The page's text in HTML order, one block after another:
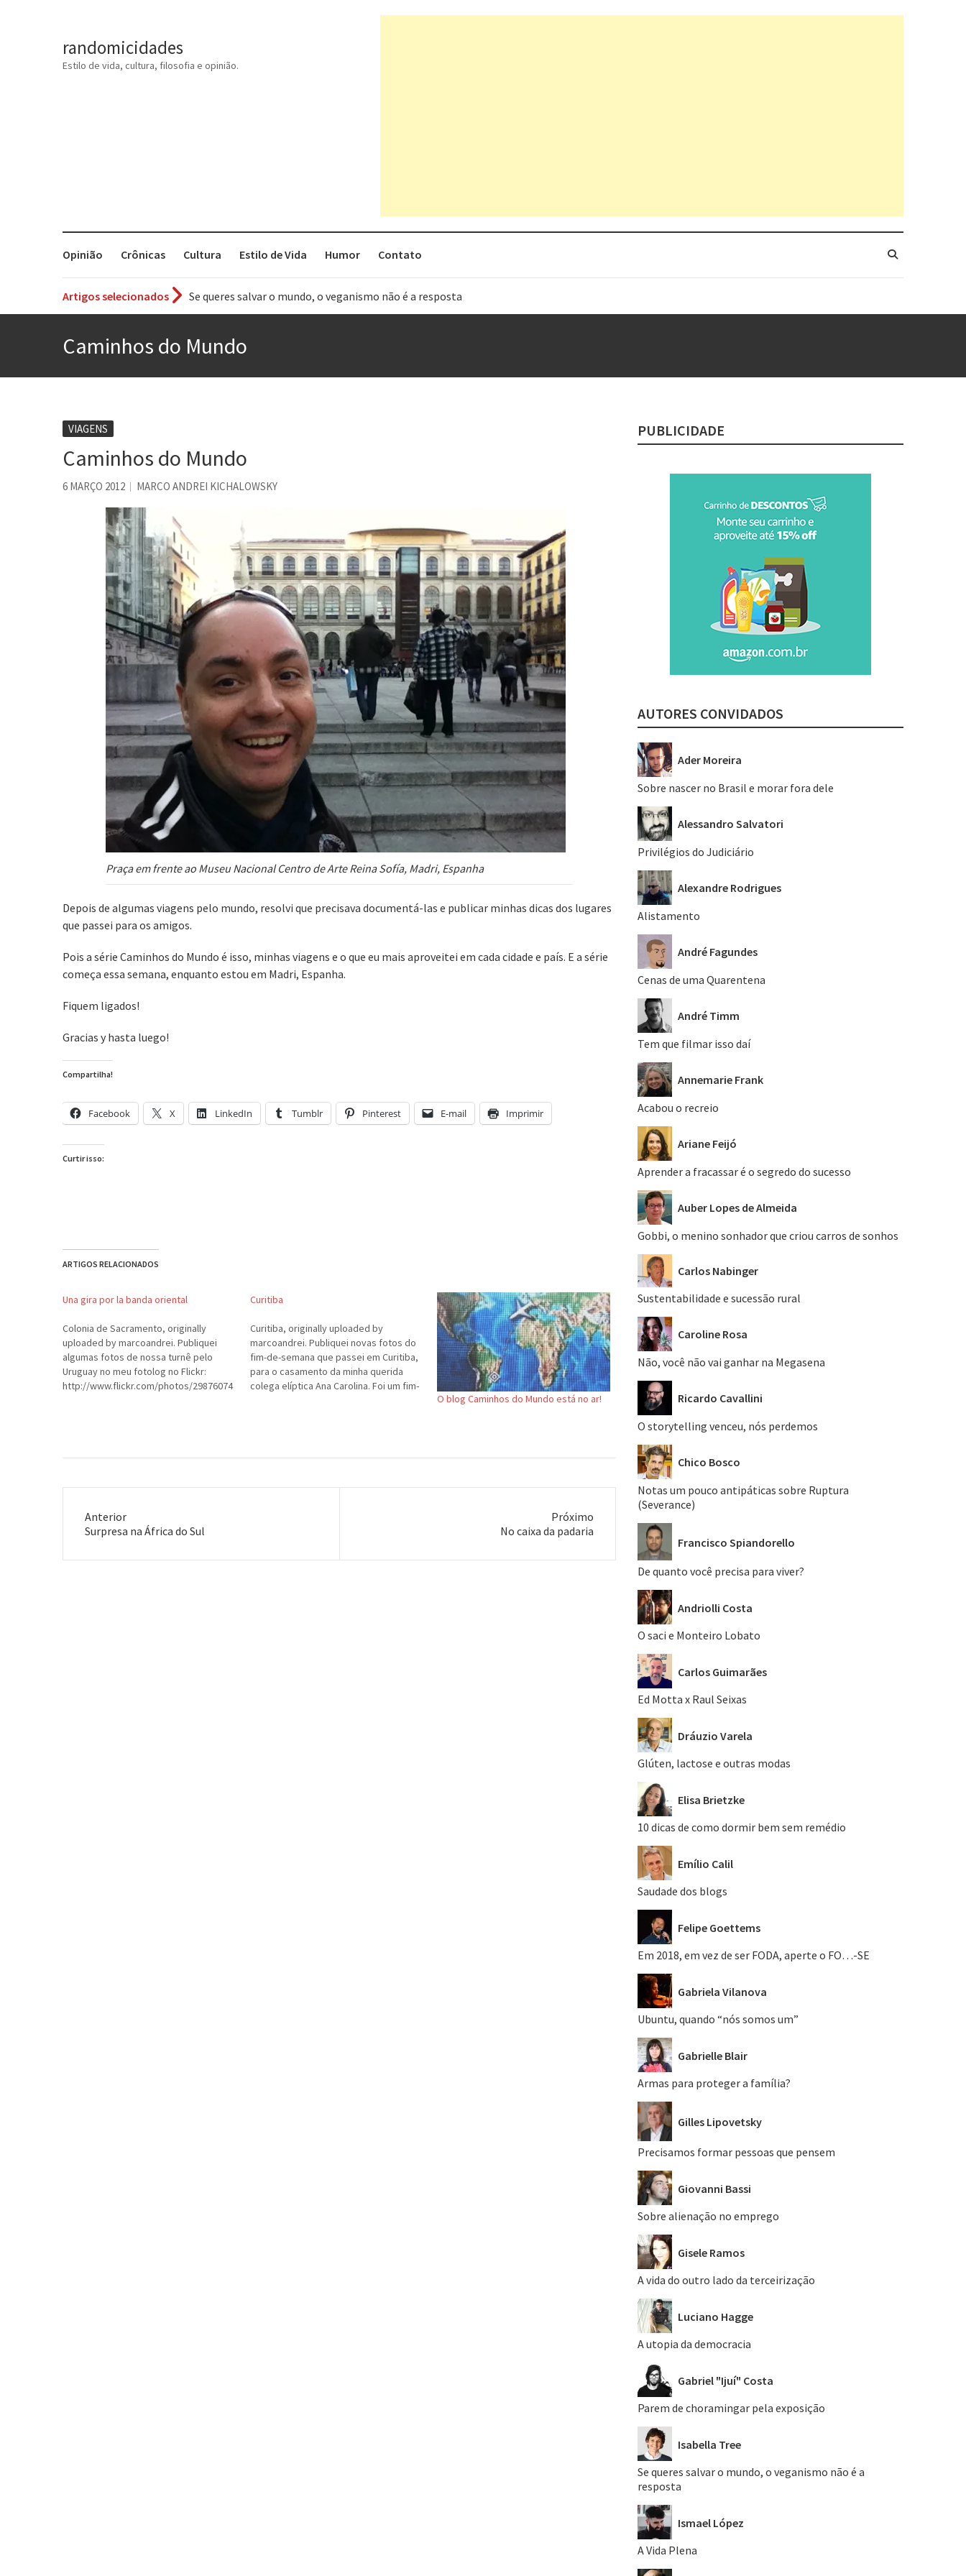
randomicidades
Estilo de vida, cultura, filosofia e opinião.
Opinião Crônicas Cultura Estilo de Vida Humor Contato
Artigos selecionados
Tem que filmar isso daí
Aprender a fracassar é o segredo do sucesso
Contardo Calligaris prega o “direito à tristeza”
Voto obrigatório é correto?
Caminhos do Mundo
VIAGENS
Caminhos do Mundo
6 MARÇO 2012 MARCO ANDREI KICHALOWSKY
Praça em frente ao Museu Nacional Centro de Arte Reina Sofía, Madri, Espanha
Depois de algumas viagens pelo mundo, resolvi que precisava documentá-las e publicar minhas dicas dos lugares
que passei para os amigos.
Pois a série Caminhos do Mundo é isso, minhas viagens e o que eu mais aproveitei em cada cidade e país. E a série
começa essa semana, enquanto estou em Madri, Espanha.
Fiquem ligados!
Gracias y hasta luego!
Compartilha!
Facebook X LinkedIn Tumblr Pinterest E-mail Imprimir
Curtir isso:
ARTIGOS RELACIONADOS
Una gira por la banda oriental
Colonia de Sacramento, originally
uploaded by marcoandrei. Publiquei
algumas fotos de nossa turnê pelo
Uruguay no meu fotolog no Flickr:
http://www.flickr.com/photos/29876074
Curitiba
Curitiba, originally uploaded by
marcoandrei. Publiquei novas fotos do
fim-de-semana que passei em Curitiba,
para o casamento da minha querida
colega elíptica Ana Carolina. Foi um fim-
T68i…
O blog Caminhos do Mundo está no ar!
Anterior
Post
Surpresa na África do Sul
Próximo
No caixa da padaria
PUBLICIDADE
AUTORES CONVIDADOS
Ader Moreira
Sobre nascer no Brasil e morar fora dele
Alessandro Salvatori
Privilégios do Judiciário
Alexandre Rodrigues
Alistamento
André Fagundes
Cenas de uma Quarentena
André Timm
Tem que filmar isso daí
Annemarie Frank
Acabou o recreio
Ariane Feijó
Aprender a fracassar é o segredo do sucesso
Auber Lopes de Almeida
Gobbi, o menino sonhador que criou carros de sonhos
Carlos Nabinger
Sustentabilidade e sucessão rural
Caroline Rosa
Não, você não vai ganhar na Megasena
Ricardo Cavallini
O storytelling venceu, nós perdemos
Chico Bosco
Notas um pouco antipáticas sobre Ruptura
(Severance)
Francisco Spiandorello
De quanto você precisa para viver?
Andriolli Costa
O saci e Monteiro Lobato
Carlos Guimarães
Ed Motta x Raul Seixas
Dráuzio Varela
Glúten, lactose e outras modas
Elisa Brietzke
10 dicas de como dormir bem sem remédio
Emílio Calil
Saudade dos blogs
Felipe Goettems
Em 2018, em vez de ser FODA, aperte o FO…-SE
Gabriela Vilanova
Ubuntu, quando “nós somos um”
Gabrielle Blair
Armas para proteger a família?
Gilles Lipovetsky
Precisamos formar pessoas que pensem
Giovanni Bassi
Sobre alienação no emprego
Gisele Ramos
A vida do outro lado da terceirização
Luciano Hagge
A utopia da democracia
Gabriel "Ijuí" Costa
Parem de choramingar pela exposição
Isabella Tree
Se queres salvar o mundo, o veganismo não é a
resposta
Ismael López
A Vida Plena